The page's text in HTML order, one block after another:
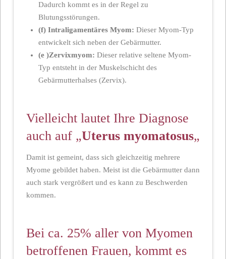
Dadurch kommt es in der Regel zu
Blutungsstörungen.
(f) Intraligamentäres Myom: Dieser Myom-Typ
entwickelt sich neben der Gebärmutter.
(e )Zervixmyom: Dieser relative seltene Myom-
Typ entsteht in der Muskelschicht des
Gebärmutterhalses (Zervix).
Vielleicht lautet Ihre Diagnose
auch auf „Uterus myomatosus„
Damit ist gemeint, dass sich gleichzeitig mehrere
Myome gebildet haben. Meist ist die Gebärmutter dann
auch stark vergrößert und es kann zu Beschwerden
kommen.
Bei ca. 25% aller von Myomen
betroffenen Frauen, kommt es